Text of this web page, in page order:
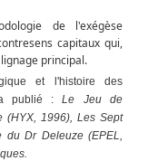
de l'exégèse
capitaux qui,
principal.
et l'histoire des
a publié :Le Jeu de
(HYX, 1996), Les Sept
du Dr Deleuze(EPEL,